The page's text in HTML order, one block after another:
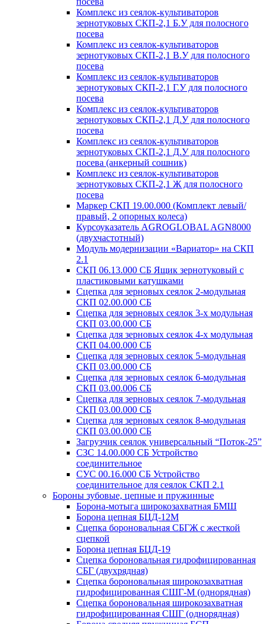
Комплекс из сеялок-культиваторов
зернотуковых СКП-2,1 Б.У для полосного
посева
Комплекс из сеялок-культиваторов
зернотуковых СКП-2,1 В.У для полосного
посева
Комплекс из сеялок-культиваторов
зернотуковых СКП-2,1 Г.У для полосного
посева
Комплекс из сеялок-культиваторов
зернотуковых СКП-2,1 Д.У для полосного
посева
Комплекс из сеялок-культиваторов
зернотуковых СКП-2,1 Д.У для полосного
посева (анкерный сошник)
Комплекс из сеялок-культиваторов
зернотуковых СКП-2,1 Ж для полосного
посева
Маркер СКП 19.00.000 (Комплект левый/
правый, 2 опорных колеса)
Курсоуказатель AGROGLOBAL AGN8000
(двухчастотный)
Модуль модернизации «Вариатор» на СКП
2.1
СКП 06.13.000 СБ Ящик зернотуковый с
пластиковыми катушками
Сцепка для зерновых сеялок 2-модульная
СКП 02.00.000 СБ
Сцепка для зерновых сеялок 3-х модульная
СКП 03.00.000 СБ
Сцепка для зерновых сеялок 4-х модульная
СКП 04.00.000 СБ
Сцепка для зерновых сеялок 5-модульная
СКП 03.00.000 СБ
Сцепка для зерновых сеялок 6-модульная
СКП 03.00.006 СБ
Сцепка для зерновых сеялок 7-модульная
СКП 03.00.000 СБ
Сцепка для зерновых сеялок 8-модульная
СКП 03.00.000 СБ
Загрузчик сеялок универсальный “Поток-25”
СЗС 14.00.000 СБ Устройство
соединительное
СУС 00.16.000 СБ Устройство
соединительное для сеялок СКП 2.1
Бороны зубовые, цепные и пружинные
Борона-мотыга широкозахватная БМШ
Борона цепная БЦД-12М
Сцепка бороновальная СБГЖ с жесткой
сцепкой
Борона цепная БЦД-19
Сцепка бороновальная гидрофицированная
СБГ (двухрядная)
Сцепка бороновальная широкозахватная
гидрофицированная СШГ-М (однорядная)
Сцепка бороновальная широкозахватная
гидрофицированная СШГ (однорядная)